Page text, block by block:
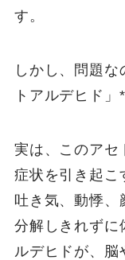
す。
しかし、問題
トアルデヒド」
実は、このアセ
症状を引き起こ
吐き気、動悸
分解しきれずに
ルデヒドが、脳